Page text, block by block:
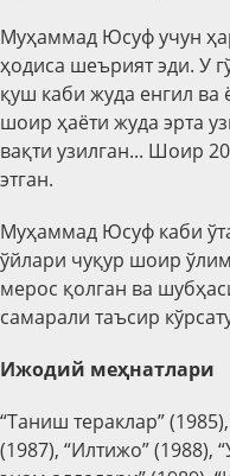
Муҳаммад Юсуф учун
ҳодиса шеърият эди. У
қуш каби жуда енгил ва
шоир ҳаёти жуда эрта
вақти узилган... Шоир
этган.
Муҳаммад Юсуф каби
ўйлари чуқур шоир
мерос қолган ва
самарали таъсир
Ижодий меҳнатлари
“Таниш тераклар”
(1987), “Илтижо” (1988),